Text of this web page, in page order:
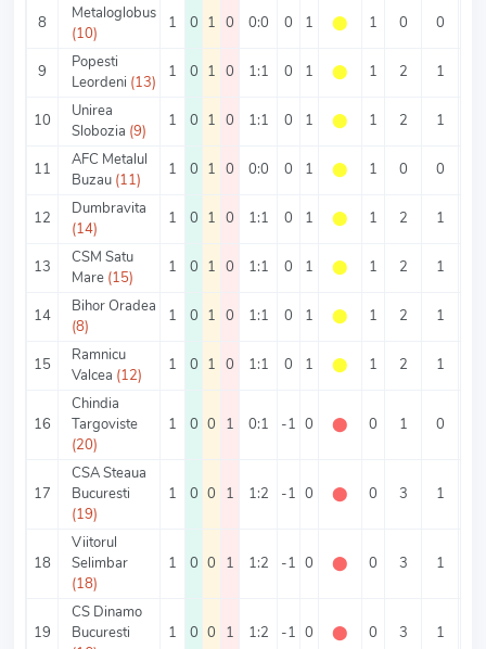
8
Metaloglobus
(10)
1 0 1 0 0:0 0 1 ⬤ 1 0 0
9
Popesti
Leordeni (13)
1 0 1 0 1:1 0 1 ⬤ 1 2 1
10
Unirea
Slobozia (9)
1 0 1 0 1:1 0 1 ⬤ 1 2 1
11
AFC Metalul
Buzau (11)
1 0 1 0 0:0 0 1 ⬤ 1 0 0
12
Dumbravita
(14)
1 0 1 0 1:1 0 1 ⬤ 1 2 1
13
CSM Satu
Mare (15)
1 0 1 0 1:1 0 1 ⬤ 1 2 1
14
Bihor Oradea
(8)
1 0 1 0 1:1 0 1 ⬤ 1 2 1
15
Ramnicu
Valcea (12)
1 0 1 0 1:1 0 1 ⬤ 1 2 1
16
Chindia
Targoviste
(20)
1 0 0 1 0:1 -1 0 ⬤ 0 1 0
17
CSA Steaua
Bucuresti
(19)
1 0 0 1 1:2 -1 0 ⬤ 0 3 1
18
Viitorul
Selimbar
(18)
1 0 0 1 1:2 -1 0 ⬤ 0 3 1
19
CS Dinamo
Bucuresti
1 0 0 1 1:2 -1 0 ⬤ 0 3 1